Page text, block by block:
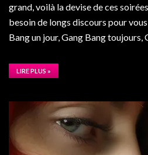
grand, voilà la devise de ces
besoin de longs discours pour
Bang un jour, Gang Bang
LIRE PLUS »